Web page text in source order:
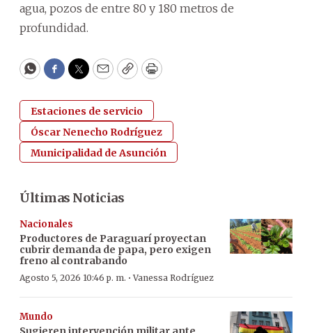
agua, pozos de entre 80 y 180 metros de
profundidad.
WhatsApp
Facebook
Twitter
EmailCopyPrint
Estaciones de servicio
Óscar Nenecho Rodríguez
Municipalidad de Asunción
Últimas Noticias
Nacionales
Productores de Paraguarí proyectan
cubrir demanda de papa, pero exigen
freno al contrabando
Agosto 5, 2026 10:46 p. m. ·Vanessa Rodríguez
Mundo